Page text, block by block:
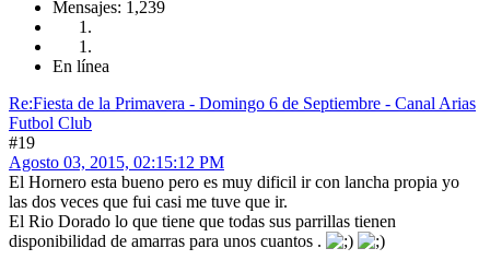
Mensajes: 1,239
En línea
Re:Fiesta de la Primavera - Domingo 6 de Septiembre - Canal Arias
Futbol Club
#19
Agosto 03, 2015, 02:15:12 PM
El Hornero esta bueno pero es muy dificil ir con lancha propia yo
las dos veces que fui casi me tuve que ir.
El Rio Dorado lo que tiene que todas sus parrillas tienen
disponibilidad de amarras para unos cuantos .